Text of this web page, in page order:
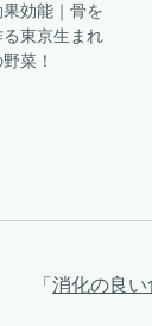
果効能｜骨を
る東京生まれ
菜！
「 消化の良